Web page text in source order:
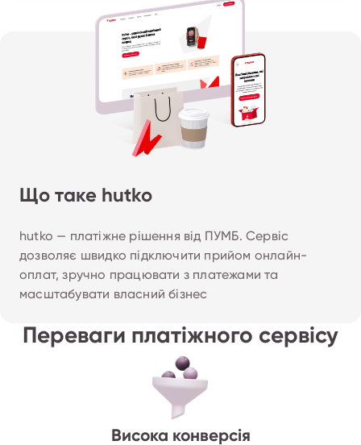
Що таке hutko
hutko — платіжне рішення від ПУМБ. Сервіс
дозволяє швидко підключити прийом онлайн-
оплат, зручно працювати з платежами та
масштабувати власний бізнес
Переваги платіжного сервісу
Висока конверсія